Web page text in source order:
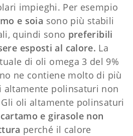
impieghi. Per esempio
e soia sono più stabili
quindi sono preferibili
esposti al calore. La
di oli omega 3 del 9%
ne contiene molto di più
altamente polinsaturi non
oli altamente polinsaturi
e girasole non
perché il calore